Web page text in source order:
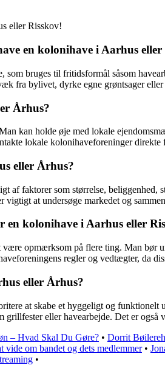
eller Risskov!
en kolonihave i Aarhus eller
bruges til fritidsformål såsom
fra bylivet, dyrke egne grøntsager
Århus?
kan holde øje med lokale
lokale kolonihaveforeninger direkte
eller Århus?
faktorer som størrelse, beliggenhed,
at undersøge markedet og
kolonihave i Aarhus eller
opmærksom på flere ting. Man bør
regler og vedtægter, da
eller Århus?
at skabe et hyggeligt og
grillfester eller havearbejde. Det er
– Hvad Skal Du Gøre? • Dorrit
om bandet og dets medlemmer•
•